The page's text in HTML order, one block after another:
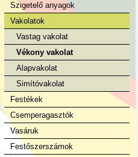
Szigetelő anyagok
Vakolatok
Vastag vakolat
Vékony vakolat
Alapvakolat
Simítóvakolat
Festékek
Csemperagasztók
Vasáruk
Festőszerszámok